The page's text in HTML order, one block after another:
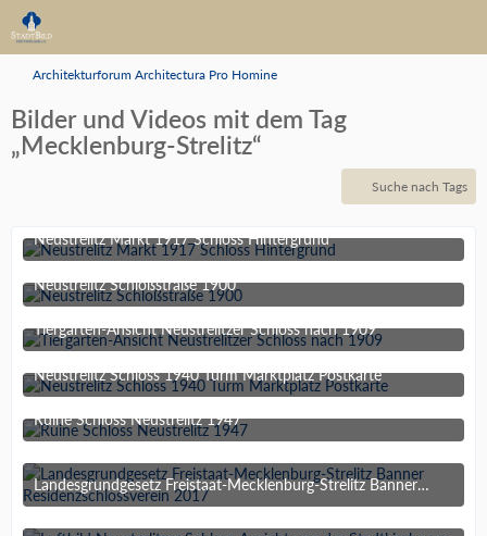
Architekturforum Architectura Pro Homine
Bilder und Videos mit dem Tag
„Mecklenburg-Strelitz“
Suche nach Tags
Neustrelitz Markt 1917 Schloss Hintergrund
3. Dezember 2018 um 23:07
Neustrelitz Schloßstraße 1900
3. Dezember 2018 um 23:07
Tiergarten-Ansicht Neustrelitzer Schloss nach 1909
3. Dezember 2018 um 23:07
Neustrelitz Schloss 1940 Turm Marktplatz Postkarte
3. Dezember 2018 um 23:07
Ruine Schloss Neustrelitz 1947
3. Dezember 2018 um 23:07
Landesgrundgesetz Freistaat-Mecklenburg-Strelitz Banner Residenzschlossverein 2017
3. Dezember 2018 um 23:07